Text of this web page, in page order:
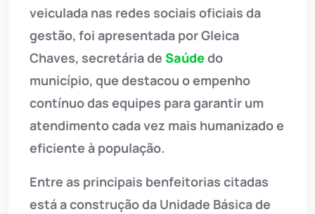
veiculada nas redes sociais oficiais da
gestão, foi apresentada por Gleica
Chaves, secretária de Saúdedo
município, que destacou o empenho
contínuo das equipes para garantir um
atendimento cada vez mais humanizado e
eficiente à população.
Entre as principais benfeitorias citadas
está a construção da Unidade Básica de